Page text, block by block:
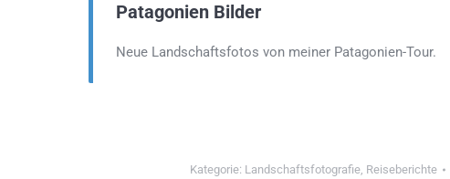
Patagonien Bilder
Neue Landschaftsfotos von meiner Patagonien-Tour.
Kategorie: Landschaftsfotografie, Reiseberichte